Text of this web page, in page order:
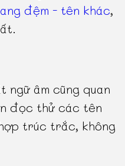
đệm - tên khác,
ngữ âm cũng quan
đọc thử các tên
trúc trắc, không